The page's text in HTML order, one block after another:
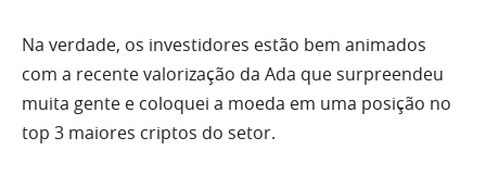
Na verdade, os investidores estão bem animados
com a recente valorização da Ada que surpreendeu
muita gente e coloquei a moeda em uma posição no
top 3 maiores criptos do setor.